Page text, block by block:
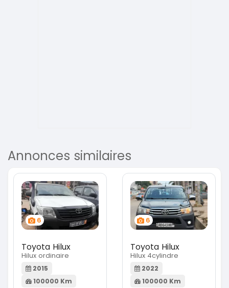
Annonces similaires
6
Toyota Hilux
Hilux ordinaire
2015
100000 Km
6
Toyota Hilux
Hilux 4cylindre
2022
100000 Km